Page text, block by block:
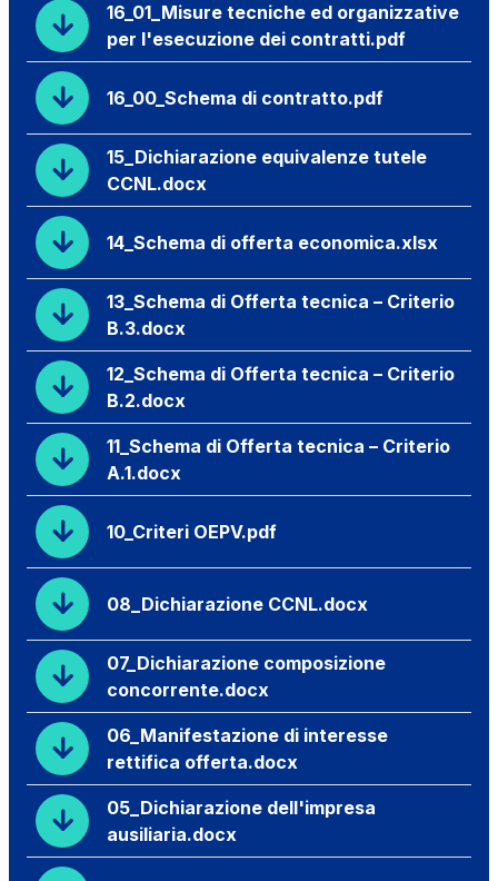
16_01_Misure tecniche ed organizzative
per l'esecuzione dei contratti.pdf
16_00_Schema di contratto.pdf
15_Dichiarazione equivalenze tutele
CCNL.docx
14_Schema di offerta economica.xlsx
13_Schema di Offerta tecnica – Criterio
B.3.docx
12_Schema di Offerta tecnica – Criterio
B.2.docx
11_Schema di Offerta tecnica – Criterio
A.1.docx
10_Criteri OEPV.pdf
08_Dichiarazione CCNL.docx
07_Dichiarazione composizione
concorrente.docx
06_Manifestazione di interesse
rettifica offerta.docx
05_Dichiarazione dell'impresa
ausiliaria.docx